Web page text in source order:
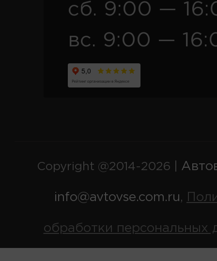
сб. 9:00 —
вс. 9:00 —
Copyright @2014-2026 |
info@avtovse.com.ru,
обработки персональных